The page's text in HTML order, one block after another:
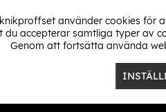
sidor
använder cookies för
du accepterar samtliga typer av
Genom att fortsätta använda